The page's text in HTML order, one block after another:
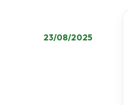
23/08/2025